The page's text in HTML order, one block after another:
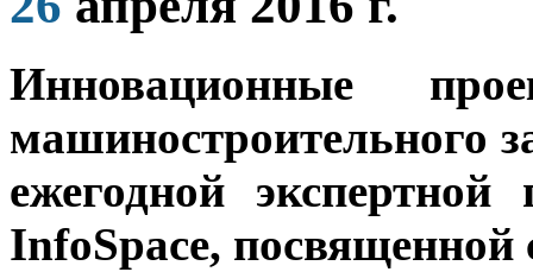
Инновационные
машиностроительного
ежегодной
InfoSpace,